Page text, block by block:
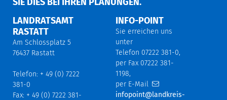
LANDRATSAMT
RASTATT
Am Schlossplatz 5
76437 Rastatt
Telefon: + 49 (0) 7222
381-0
Fax: + 49 (0) 7222 381-
INFO-POINT
Sie erreichen uns
unter
Telefon 07222 381-0,
per Fax 07222 381-
1198,
per E-Mail
infopoint@landkreis-